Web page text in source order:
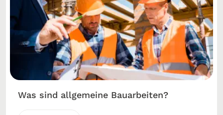
Was sind allgemeine Bauarbeiten?